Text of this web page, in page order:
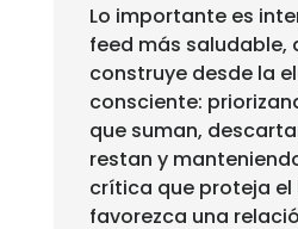
Lo importante es
feed más saludable,
construye desde la
consciente:
que suman,
restan y
crítica que proteja el
favorezca una